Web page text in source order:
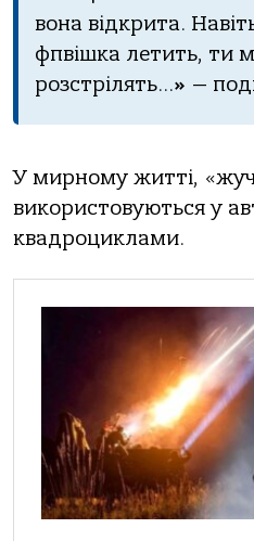
вона відкрита.
фпвішка летить, ти
розстрілять…» —
У мирному житті,
використовуються у
квадроциклами.